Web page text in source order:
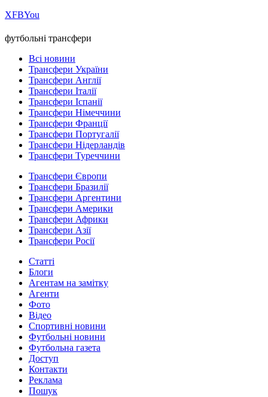
ХFBYou
футбольні трансфери
Всі новини
Трансфери України
Трансфери Англії
Трансфери Італії
Трансфери Іспанії
Трансфери Німеччини
Трансфери Франції
Трансфери Португалії
Трансфери Нідерландів
Трансфери Туреччини
Трансфери Європи
Трансфери Бразилії
Трансфери Аргентини
Трансфери Америки
Трансфери Африки
Трансфери Азії
Трансфери Росії
Статті
Блоги
Агентам на замітку
Агенти
Фото
Відео
Спортивні новини
Футбольні новини
Футбольна газета
Доступ
Контакти
Реклама
Пошук